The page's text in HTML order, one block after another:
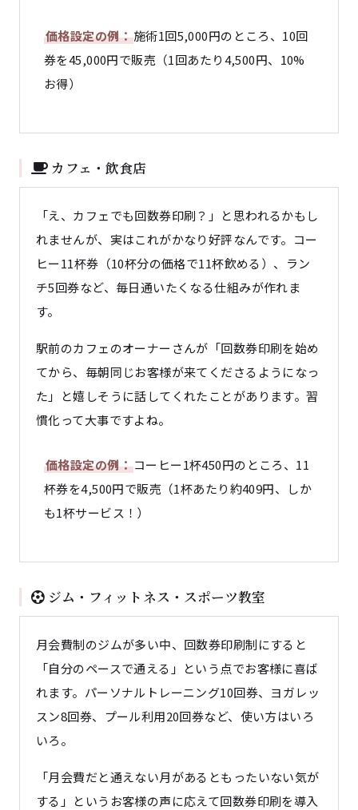
価格設定の例：施術1回5,000円のところ、10回
券を45,000円で販売（1回あたり4,500円、10%
お得）
カフェ・飲食店
「え、カフェでも回数券印刷？」と思われるかもし
れませんが、実はこれがかなり好評なんです。コー
ヒー11杯券（10杯分の価格で11杯飲める）、ラン
チ5回券など、毎日通いたくなる仕組みが作れま
す。
駅前のカフェのオーナーさんが「回数券印刷を始め
てから、毎朝同じお客様が来てくださるようになっ
た」と嬉しそうに話してくれたことがあります。習
慣化って大事ですよね。
価格設定の例：コーヒー1杯450円のところ、11
杯券を4,500円で販売（1杯あたり約409円、しか
も1杯サービス！）
ジム・フィットネス・スポーツ教室
月会費制のジムが多い中、回数券印刷制にすると
「自分のペースで通える」という点でお客様に喜ば
れます。パーソナルトレーニング10回券、ヨガレッ
スン8回券、プール利用20回券など、使い方はいろ
いろ。
「月会費だと通えない月があるともったいない気が
する」というお客様の声に応えて回数券印刷を導入